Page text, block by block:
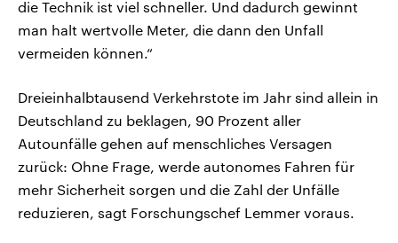
die Technik ist viel schneller. Und dadurch gewinnt
man halt wertvolle Meter, die dann den Unfall
vermeiden können.“
Dreieinhalbtausend Verkehrstote im Jahr sind allein in
Deutschland zu beklagen, 90 Prozent aller
Autounfälle gehen auf menschliches Versagen
zurück: Ohne Frage, werde autonomes Fahren für
mehr Sicherheit sorgen und die Zahl der Unfälle
reduzieren, sagt Forschungschef Lemmer voraus.